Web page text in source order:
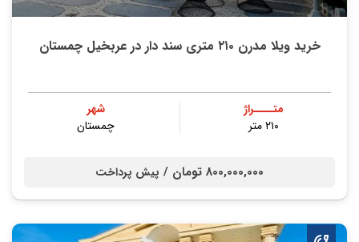
خرید ویلا مدرن ۲۱۰ متری سند دار در عربخیل چمستان
متــــراژ
۲۱۰ متر
شهر
چمستان
800,000,000 تومان / پیش پرداخت